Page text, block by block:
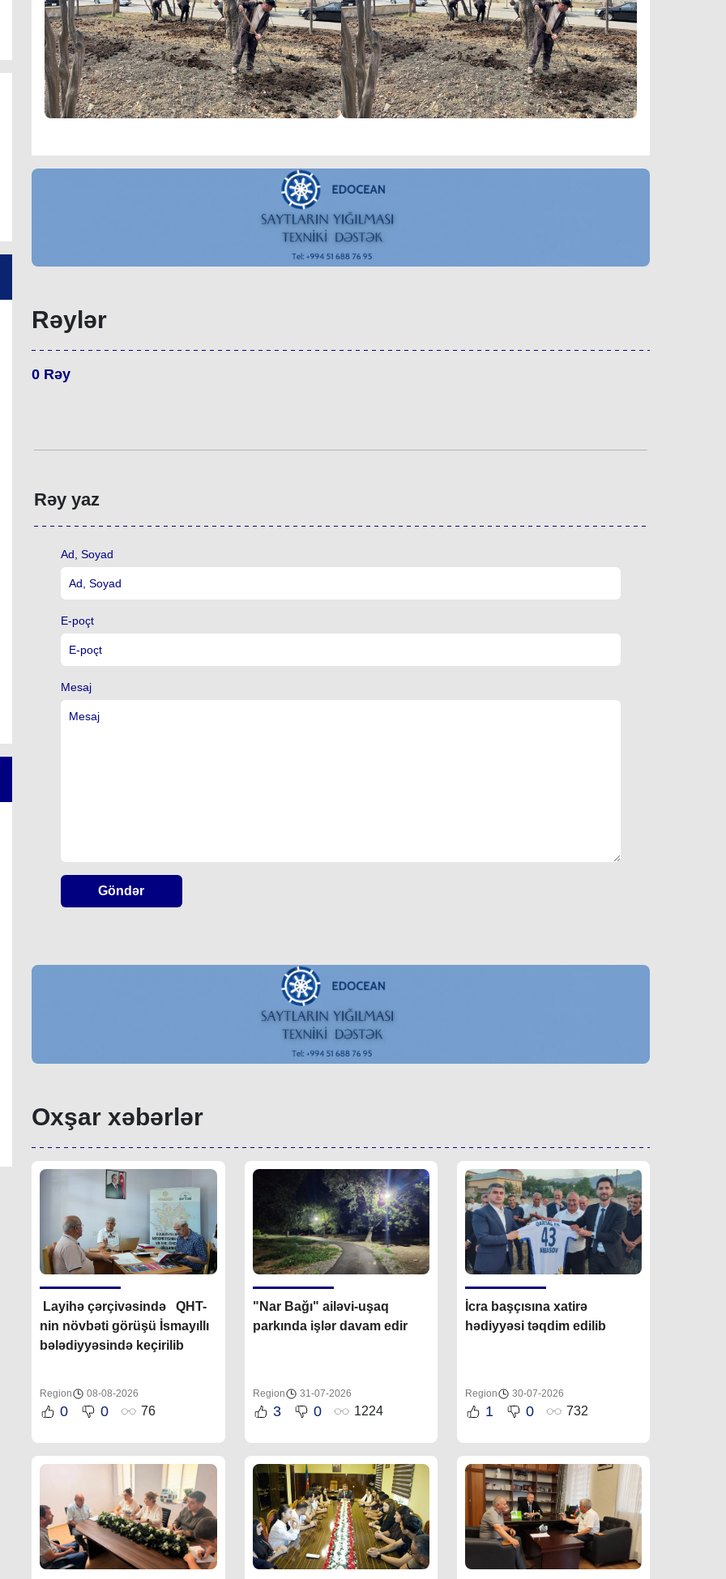
Rəylər
0 Rəy
Rəy yaz
Ad, Soyad
E-poçt
Mesaj
Göndər
Oxşar xəbərlər
Layihə çərçivəsində QHT-
nin növbəti görüşü İsmayıllı
bələdiyyəsində keçirilib
Region 08-08-2026
0 0 76
"Nar Bağı" ailəvi-uşaq
parkında işlər davam edir
Region 31-07-2026
3 0 1224
İcra başçısına xatirə
hədiyyəsi təqdim edilib
Region 30-07-2026
1 0 732